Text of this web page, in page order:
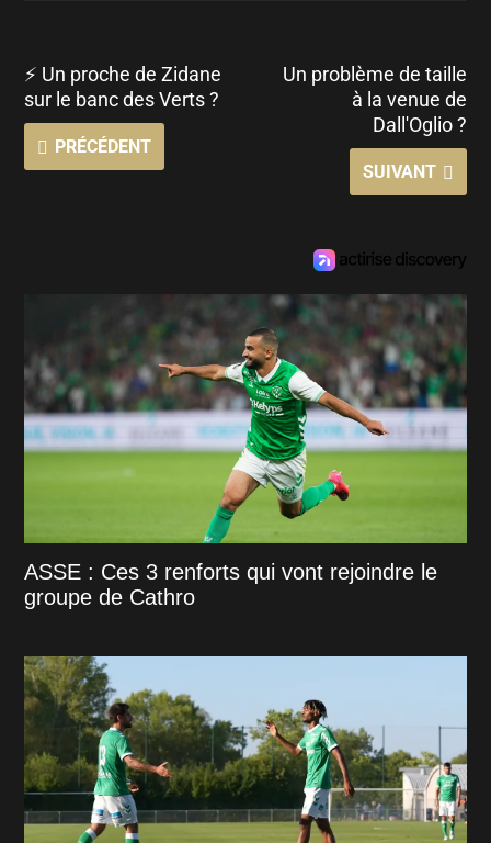
⚡ Un proche de Zidane
sur le banc des Verts ?
PRÉCÉDENT
Un problème de taille
à la venue de
Dall'Oglio ?
SUIVANT
ASSE : Ces 3 renforts qui vont rejoindre le
groupe de Cathro